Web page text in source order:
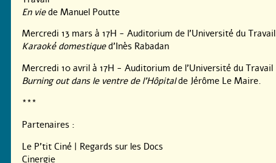
En viede Manuel Poutte
Mercredi 13 mars à 17H - Auditorium de l’Université du Travail
Karaoké domestiqued’Inès Rabadan
Mercredi 10 avril à 17H - Auditorium de l’Université du Travail
Burning out dans le ventre de l’Hôpitalde Jérôme Le Maire.
***
Partenaires :
Le P’tit Ciné | Regards sur les Docs
Cinergie